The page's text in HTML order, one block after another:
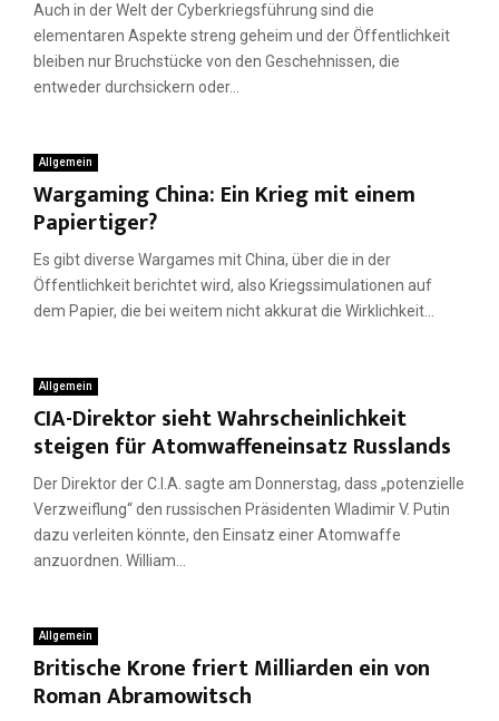
Auch in der Welt der Cyberkriegsführung sind die
elementaren Aspekte streng geheim und der Öffentlichkeit
bleiben nur Bruchstücke von den Geschehnissen, die
entweder durchsickern oder...
Allgemein
Wargaming China: Ein Krieg mit einem
Papiertiger?
Es gibt diverse Wargames mit China, über die in der
Öffentlichkeit berichtet wird, also Kriegssimulationen auf
dem Papier, die bei weitem nicht akkurat die Wirklichkeit...
Allgemein
CIA-Direktor sieht Wahrscheinlichkeit
steigen für Atomwaffeneinsatz Russlands
Der Direktor der C.I.A. sagte am Donnerstag, dass „potenzielle
Verzweiflung“ den russischen Präsidenten Wladimir V. Putin
dazu verleiten könnte, den Einsatz einer Atomwaffe
anzuordnen. William...
Allgemein
Britische Krone friert Milliarden ein von
Roman Abramowitsch